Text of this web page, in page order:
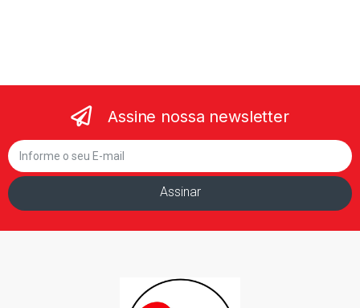
Assine nossa newsletter
Assinar